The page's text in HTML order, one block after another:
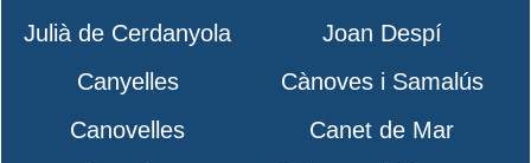
Julià de Cerdanyola
Joan Despí
Canyelles
Cànoves i Samalús
Canovelles
Canet de Mar